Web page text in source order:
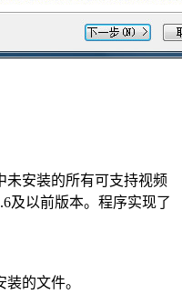
未安装的所有可支持视频
及以前版本。程序实现了
的文件。